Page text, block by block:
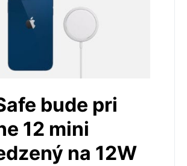
bude pri
12 mini
na 12W